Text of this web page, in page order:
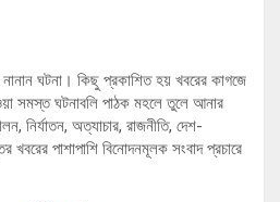
নানান ঘটনা। কিছু প্রকাশিত হয় খবরের কাগজে
সমস্ত ঘটনাবলি পাঠক মহলে তুলে আনার
নির্যাতন, অত্যাচার, রাজনীতি, দেশ-
খবরের পাশাপাশি বিনোদনমূলক সংবাদ প্রচারে